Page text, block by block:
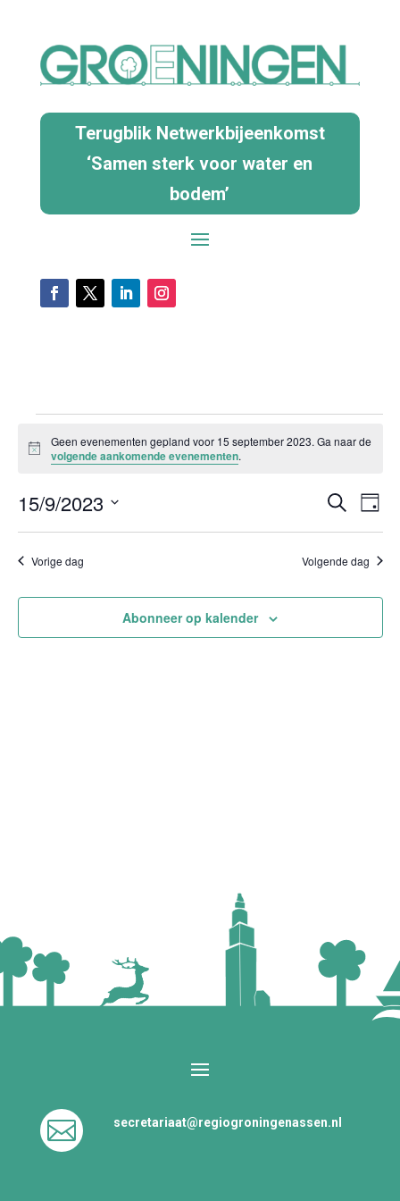
Terugblik Netwerkbijeenkomst
‘Samen sterk voor water en
bodem’
in
september
2023
Bericht
Geen evenementen gepland voor 15 september 2023. Ga naar de
volgende aankomende evenementen.
Zoeken
en
Zoeken
Dag
15/9/2023
Selecteer
eenVorige dag Volgende dag
Abonneer op kalender
 secretariaat@regiogroningenassen.nl